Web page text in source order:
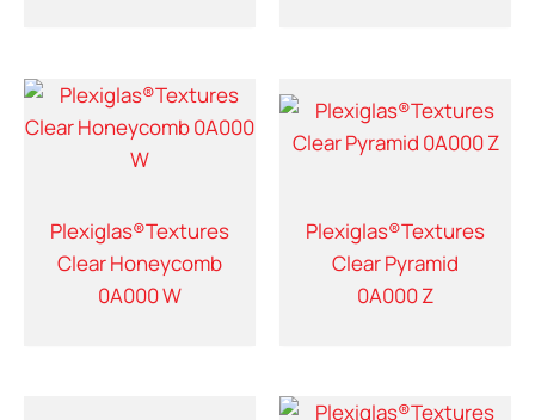
Plexiglas®Textures
Clear Honeycomb
0A000 W
Plexiglas®Textures
Clear Pyramid
0A000 Z